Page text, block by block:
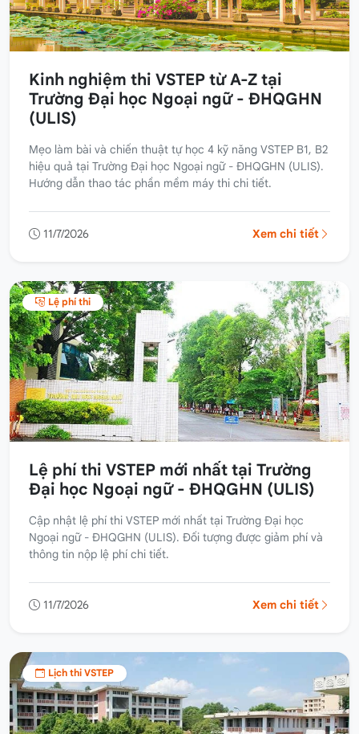
Kinh nghiệm thi VSTEP từ A-Z tại
Trường Đại học Ngoại ngữ - ĐHQGHN
(ULIS)
Mẹo làm bài và chiến thuật tự học 4 kỹ năng VSTEP B1, B2
hiệu quả tại Trường Đại học Ngoại ngữ - ĐHQGHN (ULIS).
Hướng dẫn thao tác phần mềm máy thi chi tiết.
11/7/2026 Xem chi tiết
Lệ phí thi
Lệ phí thi VSTEP mới nhất tại Trường
Đại học Ngoại ngữ - ĐHQGHN (ULIS)
Cập nhật lệ phí thi VSTEP mới nhất tại Trường Đại học
Ngoại ngữ - ĐHQGHN (ULIS). Đối tượng được giảm phí và
thông tin nộp lệ phí chi tiết.
11/7/2026 Xem chi tiết
Lịch thi VSTEP